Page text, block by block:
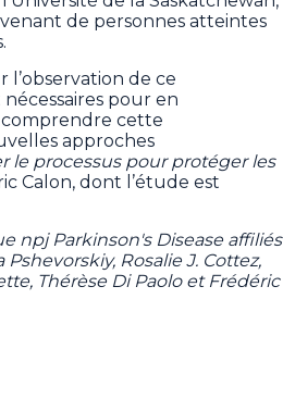
de personnes atteintes
l’observation de ce
pour en
comprendre cette
approches
le processus pour protéger les
Calon, dont l’étude est
npj Parkinson's Disease affiliés
Rosalie J. Cottez,
Thérèse Di Paolo et Frédéric